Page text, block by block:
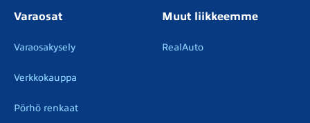
Varaosat
Varaosakysely
Verkkokauppa
Pörhö renkaat
Muut liikkeemme
RealAuto